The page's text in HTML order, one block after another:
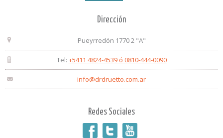
Dirección
Pueyrredón 1770 2 "A"
Tel: +5411 4824-4539 ó 0810-444-0090
info@drdruetto.com.ar
Redes Sociales